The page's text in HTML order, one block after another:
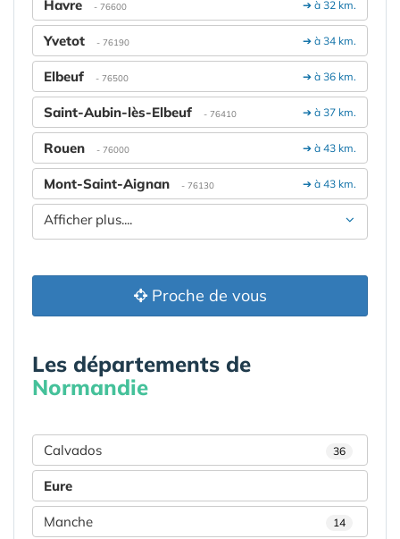
➔ à 32 km.
Havre - 76600
➔ à 34 km.
Yvetot - 76190
➔ à 36 km.
Elbeuf - 76500
➔ à 37 km.
Saint-Aubin-lès-Elbeuf - 76410
➔ à 43 km.
Rouen - 76000
➔ à 43 km.
Mont-Saint-Aignan - 76130
Afficher plus....
Proche de vous
Les départements de
Normandie
Calvados 36
Eure
Manche 14